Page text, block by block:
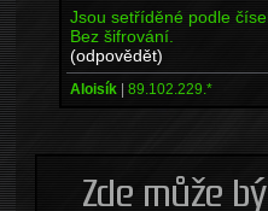
Jsou setříděné podle
Bez šifrování.
(odpovědět)
Aloisík | 89.102.229.*